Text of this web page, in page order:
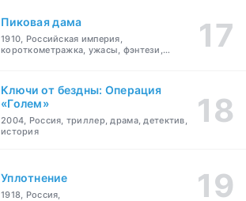
Пиковая дама
1910, Российская империя,
короткометражка, ужасы, фэнтези,
Ключи от бездны: Операция
«Голем»
2004, Россия, триллер, драма, детектив,
история
Уплотнение
1918, Россия,